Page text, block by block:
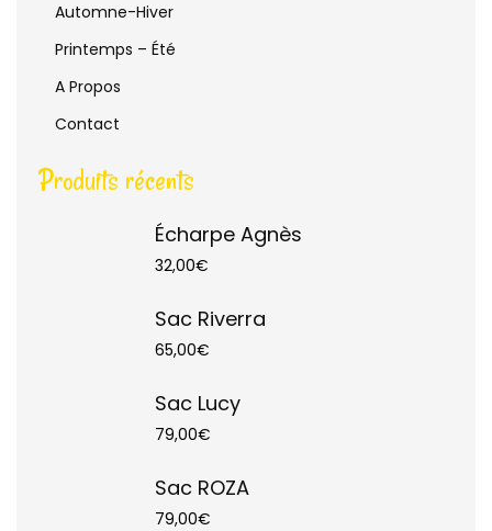
Automne-Hiver
Printemps – Été
A Propos
Contact
Produits récents
Écharpe Agnès
32,00€
Sac Riverra
65,00€
Sac Lucy
79,00€
Sac ROZA
79,00€